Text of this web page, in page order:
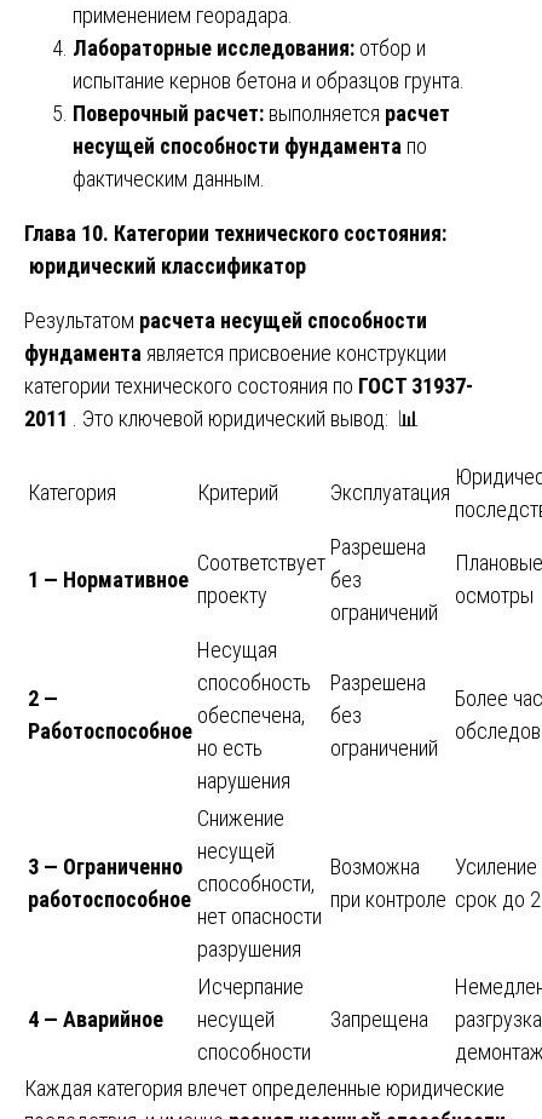
применением георадара.
Лабораторные исследования: отбор и
испытание кернов бетона и образцов грунта.
Поверочный расчет: выполняется расчет
несущей способности фундамента по
фактическим данным.
Глава 10. Категории технического состояния:
юридический классификатор
Результатом расчета несущей способности
фундамента является присвоение конструкции
категории технического состояния по ГОСТ 31937-
2011 . Это ключевой юридический вывод: 📊
Категория Критерий Эксплуатация
1 — Нормативное
Соответствует
проекту
Разрешена
без
ограничений
Плановые
осмотры
2 —
Работоспособное
Несущая
способность
обеспечена,
но есть
нарушения
Разрешена
без
ограничений
Более
3 — Ограниченно
работоспособное
Снижение
несущей
способности,
нет опасности
разрушения
Возможна
при контроле
Усиление
срок до
4 — Аварийное
Исчерпание
несущей
способности
Запрещена
Каждая категория влечет определенные юридические